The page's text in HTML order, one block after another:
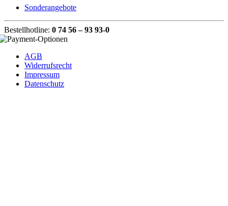
Sonderangebote
Bestellhotline: 0 74 56 – 93 93-0
AGB
Widerrufsrecht
Impressum
Datenschutz